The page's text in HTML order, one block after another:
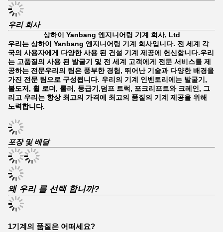
우리 회사
상하이 Yanbang 엔지니어링 기계 회사, Ltd
우리는 상하이 Yanbang 엔지니어링 기계 회사입니다. 전 세계 각
국의 사용자에게 다양한 사용 된 건설 기계 제공에 헌신합니다.우리
는 고품질의 사용 된 발굴기 및 전 세계 고객에게 전문 서비스를 제
공하는 전문우리의 팀은 풍부한 경험, 뛰어난 기술과 다양한 배경을
가진 전문 팀으로 구성됩니다. 우리의 기계 인벤토리에는 발굴기,
볼도저, 휠 로더, 롤러, 등급기,덤프 트럭, 포크리프트와 크레인, 그
리고 우리는 항상 최고의 가격에 최고의 품질의 기계 제공을 위해
노력합니다.
포장 및 배달
왜 우리 를 선택 합니까?
1기계의 품질은 어떠세요?